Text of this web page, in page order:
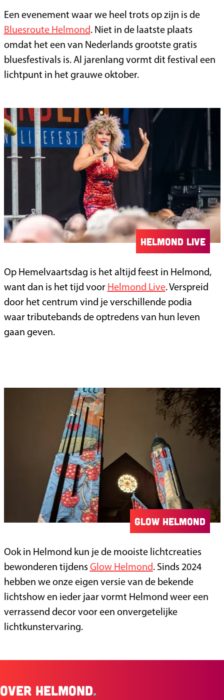
Een evenement waar we heel trots op zijn is de
Bluesroute Helmond. Niet in de laatste plaats
omdat het een van Nederlands grootste gratis
bluesfestivals is. Al jarenlang vormt dit festival een
lichtpunt in het grauwe oktober.
Helmond Live
Op Hemelvaartsdag is het altijd feest in Helmond,
want dan is het tijd voor Helmond Live. Verspreid
door het centrum vind je verschillende podia
waar tributebands de optredens van hun leven
gaan geven.
Glow Helmond
Ook in Helmond kun je de mooiste lichtcreaties
bewonderen tijdens Glow Helmond. Sinds 2024
hebben we onze eigen versie van de bekende
lichtshow en ieder jaar vormt Helmond weer een
verrassend decor voor een onvergetelijke
lichtkunstervaring.
Over Helmond.